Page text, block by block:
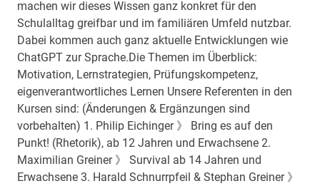
machen wir dieses Wissen ganz konkret für den
Schulalltag greifbar und im familiären Umfeld nutzbar.
Dabei kommen auch ganz aktuelle Entwicklungen wie
ChatGPT zur Sprache.Die Themen im Überblick:
Motivation, Lernstrategien, Prüfungskompetenz,
eigenverantwortliches Lernen Unsere Referenten in den
Kursen sind: (Änderungen & Ergänzungen sind
vorbehalten) 1. Philip Eichinger 》 Bring es auf den
Punkt! (Rhetorik), ab 12 Jahren und Erwachsene 2.
Maximilian Greiner 》 Survival ab 14 Jahren und
Erwachsene 3. Harald Schnurrpfeil & Stephan Greiner 》